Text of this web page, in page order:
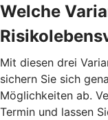
Welche
Mit diesen drei
sichern Sie sich
Möglichkeiten ab.
Termin und lassen